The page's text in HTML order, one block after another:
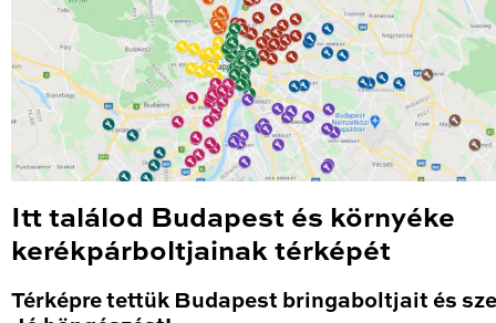
Itt találod Budapest és környéke
kerékpárboltjainak térképét
Térképre tettük Budapest bringaboltjait és